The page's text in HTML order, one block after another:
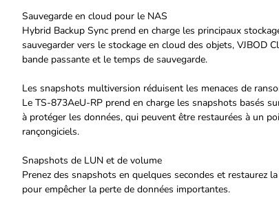
Sauvegarde en cloud pour le NAS
Hybrid Backup Sync prend en charge les principaux
sauvegarder vers le stockage en cloud des objets, VJBOD
bande passante et le temps de sauvegarde.
Les snapshots multiversion réduisent les menaces de
Le TS-873AeU-RP prend en charge les snapshots basés
à protéger les données, qui peuvent être restaurées à un
rançongiciels.
Snapshots de LUN et de volume
Prenez des snapshots en quelques secondes et
pour empêcher la perte de données importantes.